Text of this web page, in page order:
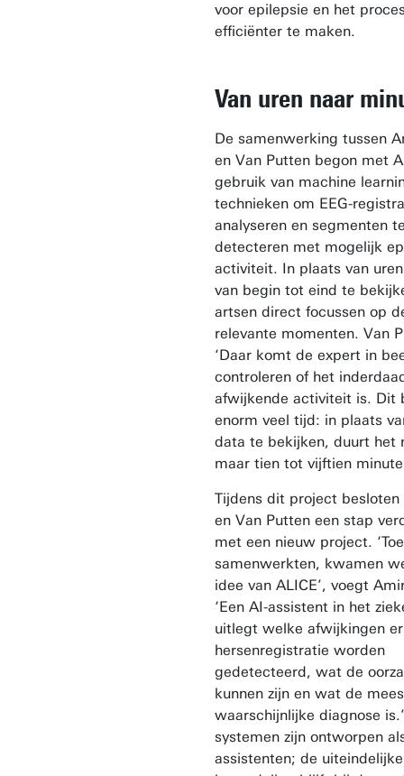
voor epilepsie en het
efficiënter te maken.
Van uren naar
De samenwerking tussen
en Van Putten begon met
gebruik van machine
technieken om EEG-
analyseren en segmenten
detecteren met mogelijk
activiteit. In plaats van
van begin tot eind te
artsen direct focussen op
relevante momenten. Van
‘Daar komt de expert in
controleren of het
afwijkende activiteit is. Dit
enorm veel tijd: in plaats
data te bekijken, duurt het
maar tien tot vijftien
Tijdens dit project besloten
en Van Putten een stap
met een nieuw project.
samenwerkten, kwamen
idee van ALICE’, voegt
‘Een AI-assistent in het
uitlegt welke afwijkingen
hersenregistratie worden
gedetecteerd, wat de
kunnen zijn en wat de
waarschijnlijke diagnose
systemen zijn ontworpen
assistenten; de uiteindelijke